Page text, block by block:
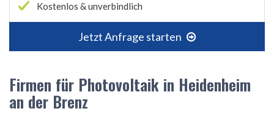
Kostenlos & unverbindlich
Jetzt Anfrage starten
Firmen für Photovoltaik in Heidenheim
an der Brenz